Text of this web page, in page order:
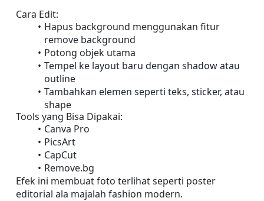
Cara Edit:
Hapus background menggunakan fitur
remove background
Potong objek utama
Tempel ke layout baru dengan shadow atau
outline
Tambahkan elemen seperti teks, sticker, atau
shape
Tools yang Bisa Dipakai:
Canva Pro
PicsArt
CapCut
Remove.bg
Efek ini membuat foto terlihat seperti poster
editorial ala majalah fashion modern.